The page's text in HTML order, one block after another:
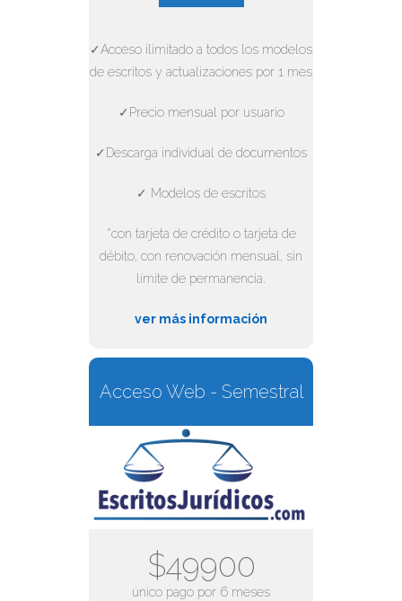
✓Acceso ilimitado a todos los modelos
de escritos y actualizaciones por 1 mes
✓Precio mensual por usuario
✓Descarga individual de documentos
✓ Modelos de escritos
*con tarjeta de crédito o tarjeta de
débito, con renovación mensual, sin
límite de permanencia.
ver más información
Acceso Web - Semestral
$49900
único pago por 6 meses